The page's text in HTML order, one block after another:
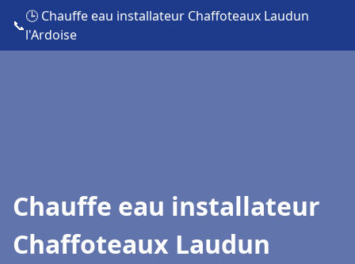
📞
🕒 Chauffe eau installateur Chaffoteaux Laudun
l'Ardoise
Chauffe eau installateur
Chaffoteaux Laudun